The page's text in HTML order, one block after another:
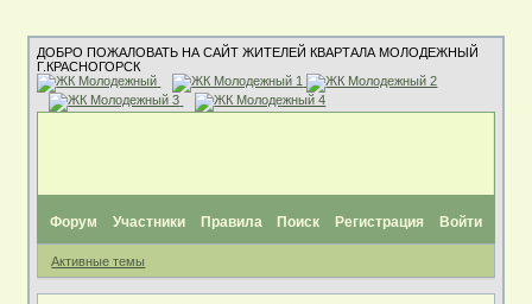
ДОБРО ПОЖАЛОВАТЬ НА САЙТ ЖИТЕЛЕЙ КВАРТАЛА МОЛОДЕЖНЫЙ
Г.КРАСНОГОРСК
Форум Участники Правила Поиск Регистрация Войти
Активные темы